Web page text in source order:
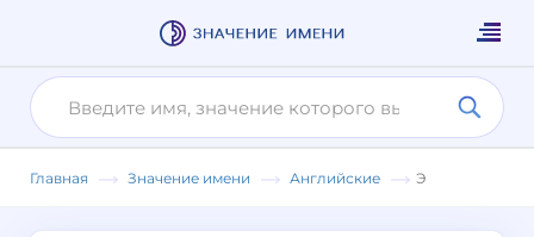
Главная Значение имени Английские Э